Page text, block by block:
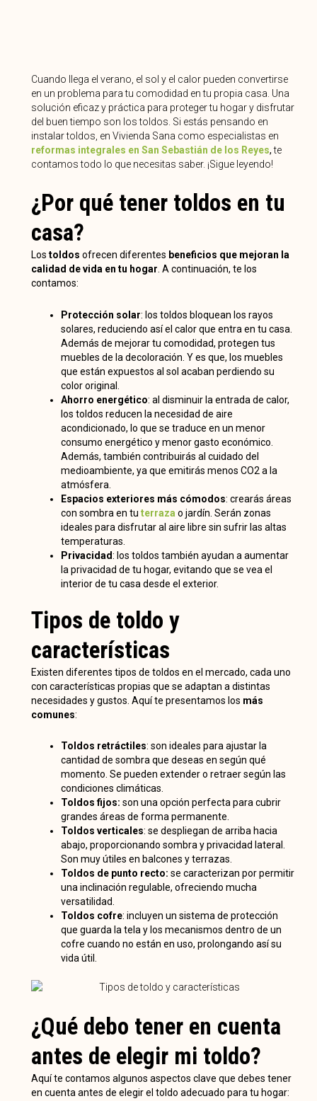
Cuando llega el verano, el sol y el calor pueden convertirse
en un problema para tu comodidad en tu propia casa. Una
solución eficaz y práctica para proteger tu hogar y disfrutar
del buen tiempo son los toldos. Si estás pensando en
instalar toldos, en Vivienda Sana como especialistas en
reformas integrales en San Sebastián de los Reyes,te
contamos todo lo que necesitas saber. ¡Sigue leyendo!
¿Por qué tener toldos en tu
casa?
Los toldos ofrecen diferentes beneficios que mejoran la
calidad de vida en tu hogar. A continuación, te los
contamos:
Protección solar: los toldos bloquean los rayos
solares, reduciendo así el calor que entra en tu casa.
Además de mejorar tu comodidad, protegen tus
muebles de la decoloración. Y es que, los muebles
que están expuestos al sol acaban perdiendo su
color original.
Ahorro energético: al disminuir la entrada de calor,
los toldos reducen la necesidad de aire
acondicionado, lo que se traduce en un menor
consumo energético y menor gasto económico.
Además, también contribuirás al cuidado del
medioambiente, ya que emitirás menos CO2 a la
atmósfera.
Espacios exteriores más cómodos: crearás áreas
con sombra en tu terraza o jardín. Serán zonas
ideales para disfrutar al aire libre sin sufrir las altas
temperaturas.
Privacidad: los toldos también ayudan a aumentar
la privacidad de tu hogar, evitando que se vea el
interior de tu casa desde el exterior.
Tipos de toldo y
características
Existen diferentes tipos de toldos en el mercado, cada uno
con características propias que se adaptan a distintas
necesidades y gustos. Aquí te presentamos los más
comunes:
Toldos retráctiles: son ideales para ajustar la
cantidad de sombra que deseas en según qué
momento. Se pueden extender o retraer según las
condiciones climáticas.
Toldos fijos: son una opción perfecta para cubrir
grandes áreas de forma permanente.
Toldos verticales: se despliegan de arriba hacia
abajo, proporcionando sombra y privacidad lateral.
Son muy útiles en balcones y terrazas.
Toldos de punto recto: se caracterizan por permitir
una inclinación regulable, ofreciendo mucha
versatilidad.
Toldos cofre: incluyen un sistema de protección
que guarda la tela y los mecanismos dentro de un
cofre cuando no están en uso, prolongando así su
vida útil.
¿Qué debo tener en cuenta
antes de elegir mi toldo?
Aquí te contamos algunos aspectos clave que debes tener
en cuenta antes de elegir el toldo adecuado para tu hogar: